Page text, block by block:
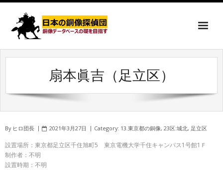
扇本眞吉（足立区）
By ヒロ団長 2021年3月27日 Category: 13.東京都の銅像, 23区:城北, 足立区
設置場所：東京都足立区千住旭町5 東京電機大学千住キャンパス1号館1Ｆ
制作者：不明
設置時期：不明